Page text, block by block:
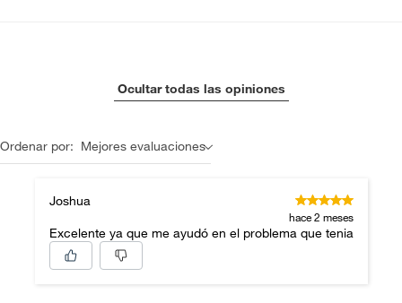
Ocultar todas las opiniones
Ordenar por: Mejores evaluaciones
Joshua
hace 2 meses
Excelente ya que me ayudó en el problema que tenia